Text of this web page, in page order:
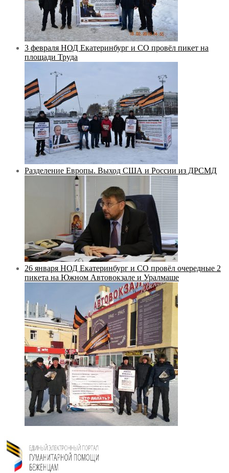
3 февраля НОД Екатеринбург и СО провёл пикет на
площади Труда
Разделение Европы. Выход США и России из ДРСМД
26 января НОД Екатеринбург и СО провёл очередные 2
пикета на Южном Автовокзале и Уралмаше